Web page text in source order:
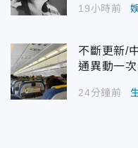
19小時前
不斷更新/
通異動一
24分鐘前